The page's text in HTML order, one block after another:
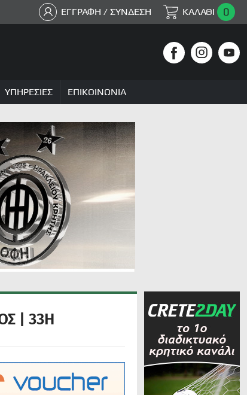
ΕΓΓΡΑΦΗ / ΣΥΝΔΕΣΗ ΚΑΛΑΘΙ 0
ΥΠΗΡΕΣΙΕΣ ΕΠΙΚΟΙΝΩΝΙΑ
| 33Η